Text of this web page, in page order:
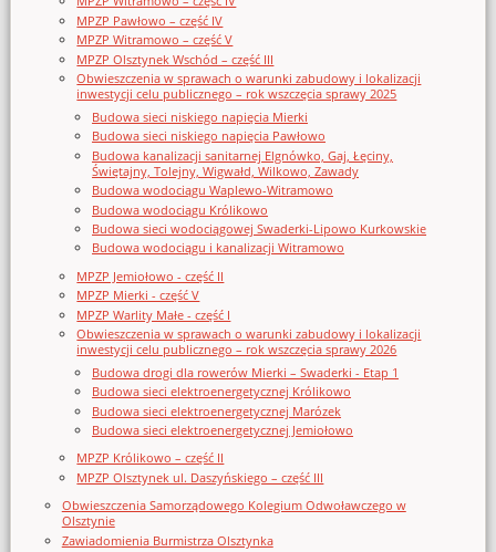
MPZP Pawłowo – część IV
MPZP Witramowo – część V
MPZP Olsztynek Wschód – część III
Obwieszczenia w sprawach o warunki zabudowy i lokalizacji
inwestycji celu publicznego – rok wszczęcia sprawy 2025
Budowa sieci niskiego napięcia Mierki
Budowa sieci niskiego napięcia Pawłowo
Budowa kanalizacji sanitarnej Elgnówko, Gaj, Łęciny,
Świętajny, Tolejny, Wigwałd, Wilkowo, Zawady
Budowa wodociągu Waplewo-Witramowo
Budowa wodociągu Królikowo
Budowa sieci wodociągowej Swaderki-Lipowo Kurkowskie
Budowa wodociągu i kanalizacji Witramowo
MPZP Jemiołowo - część II
MPZP Mierki - część V
MPZP Warlity Małe - część I
Obwieszczenia w sprawach o warunki zabudowy i lokalizacji
inwestycji celu publicznego – rok wszczęcia sprawy 2026
Budowa drogi dla rowerów Mierki – Swaderki - Etap 1
Budowa sieci elektroenergetycznej Królikowo
Budowa sieci elektroenergetycznej Marózek
Budowa sieci elektroenergetycznej Jemiołowo
MPZP Królikowo – część II
MPZP Olsztynek ul. Daszyńskiego – część III
Obwieszczenia Samorządowego Kolegium Odwoławczego w
Olsztynie
Zawiadomienia Burmistrza Olsztynka